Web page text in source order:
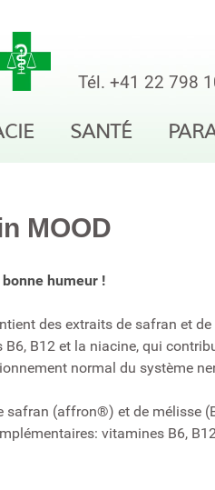
Tél. +41 22 798
SANTÉ
MOOD
humeur !
des extraits de safran et
B12 et la niacine, qui
normal du système
safran (affron®) et de mélisse
vitamines B6,